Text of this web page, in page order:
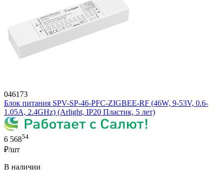
046173
Блок питания SPV-SP-46-PFC-ZIGBEE-RF (46W, 9-53V, 0.6-
1.05A, 2.4GHz) (Arlight, IP20 Пластик, 5 лет)
6 56854
₽/шт
В наличии